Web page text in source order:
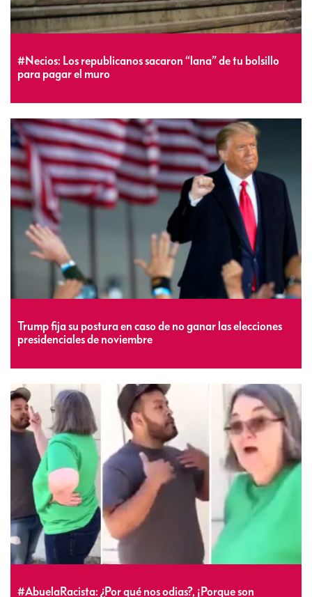
#Necios: Los republicanos sacaron “lana” de tu bolsillo
para pagar el muro
Trump fija su postura en caso de no ganar las elecciones
presidenciales de noviembre
#AbuelaRacista: ¿Por qué nos odias?, ¡Porque son